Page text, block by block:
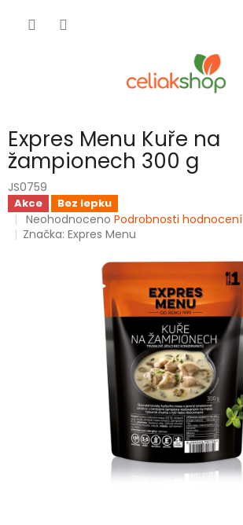
Expres Menu Kuře na
žampionech 300 g
JS0759
Akce Bez lepku
Průměrné
hodnocení
Neohodnoceno Podrobnosti hodnocení
Značka:Expres Menu